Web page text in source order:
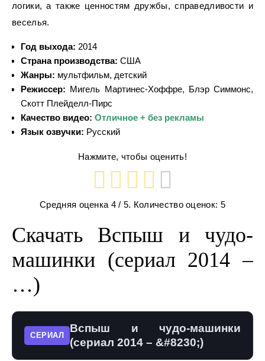
логики, а также ценностям дружбы, справедливости и
веселья.
Год выхода: 2014
Страна производства: США
Жанры: мультфильм, детский
Режиссер: Мигель Мартинес-Хоффре, Блэр Симмонс,
Скотт Плейделл-Пирс
Качество видео: Отличное + без рекламы
Язык озвучки: Русский
Нажмите, чтобы оценить!
Средняя оценка 4 / 5. Количество оценок: 5
Скачать Вспыш и чудо-
машинки (сериал 2014 –
…)
СЕРИАЛ
Вспыш и чудо-машинки
(сериал 2014 – &#8230;)